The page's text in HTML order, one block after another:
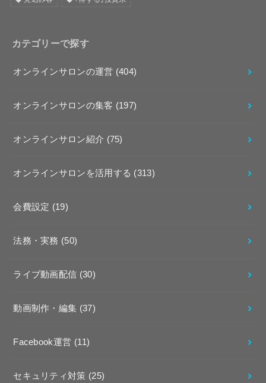
カテゴリーで探す
オンラインサロンの運営 (404)
オンラインサロンの集客 (197)
オンラインサロン紹介 (75)
オンラインサロンを活用する (313)
会費設定 (19)
法務・実務 (50)
ライブ動画配信 (30)
動画制作・編集 (37)
Facebook運営 (11)
セキュリティ対策 (25)